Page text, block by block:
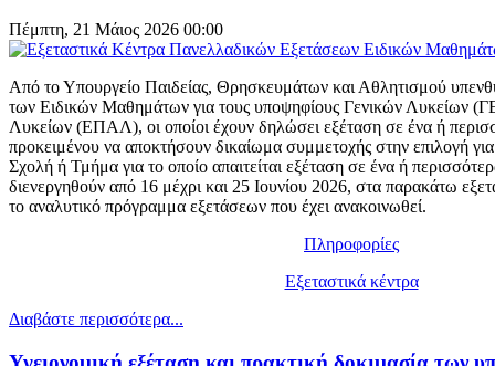
Πέμπτη, 21 Μάιος 2026 00:00
Από το Υπουργείο Παιδείας, Θρησκευμάτων και Αθλητισμού
των Eιδικών Μαθημάτων για τους υποψηφίους Γενικών Λυκείων
Λυκείων (ΕΠΑΛ), οι οποίοι έχουν δηλώσει εξέταση σε ένα ή
προκειμένου να αποκτήσουν δικαίωμα συμμετοχής στην επιλογή
Σχολή ή Τμήμα για το οποίο απαιτείται εξέταση σε ένα ή
διενεργηθούν από 16 μέχρι και 25 Ιουνίου 2026, στα παρακάτω
το αναλυτικό πρόγραμμα εξετάσεων που έχει ανακοινωθεί.
Πληροφορίες
Εξεταστικά κέντρα
Διαβάστε περισσότερα...